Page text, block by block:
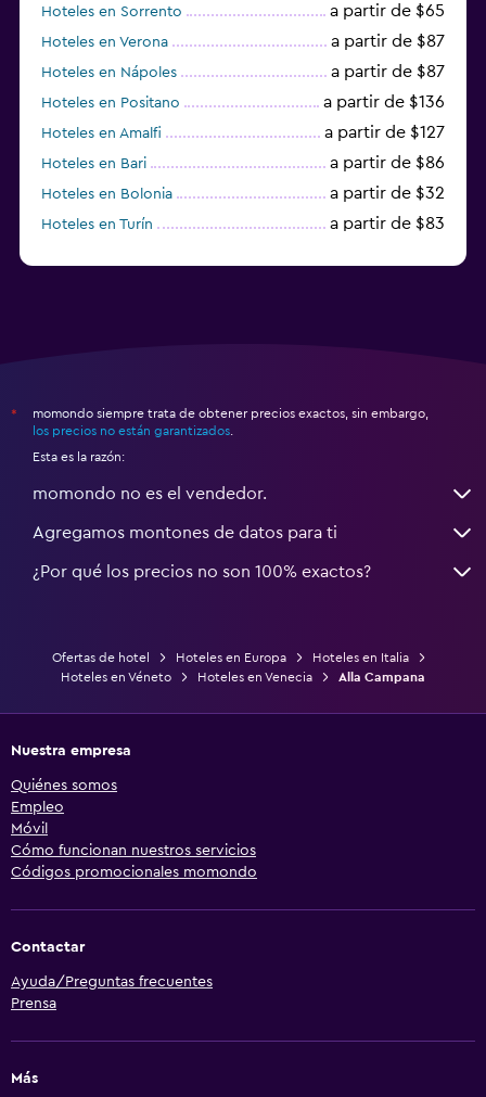
Hoteles en Sorrento a partir de $65
Hoteles en Verona a partir de $87
Hoteles en Nápoles a partir de $87
Hoteles en Positano a partir de $136
Hoteles en Amalfi a partir de $127
Hoteles en Bari a partir de $86
Hoteles en Bolonia a partir de $32
Hoteles en Turín a partir de $83
*
momondo siempre trata de obtener precios exactos, sin embargo,
los precios no están garantizados
Esta es la razón:
momondo no es el vendedor.
Agregamos montones de datos para ti
¿Por qué los precios no son 100% exactos?
Ofertas de hotel Hoteles en Europa
Hoteles en Italia
Hoteles en Véneto
Hoteles en Venecia Alla Campana
Nuestra empresa
Quiénes somos
Empleo
Móvil
Cómo funcionan nuestros servicios
Códigos promocionales momondo
Contactar
Ayuda/Preguntas frecuentes
Prensa
Más